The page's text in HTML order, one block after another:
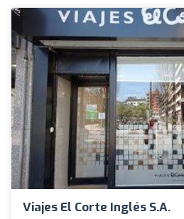
Viajes El Corte Inglés S.A.